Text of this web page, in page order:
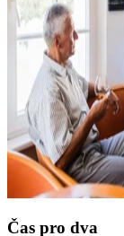
Čas pro dva